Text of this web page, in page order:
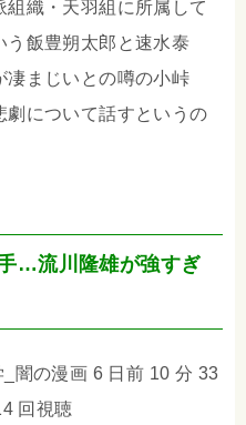
織・天羽組に所属して
う飯豊朔太郎と速水泰
凄まじいとの噂の小峠
劇について話すというの
…流川隆雄が強すぎ
闇の漫画 6 日前 10 分 33
回視聴